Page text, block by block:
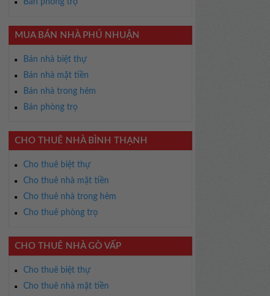
Bán phòng trọ
MUA BÁN NHÀ PHÚ NHUẬN
Bán nhà biệt thự
Bán nhà mặt tiền
Bán nhà trong hẻm
Bán phòng trọ
CHO THUÊ NHÀ BÌNH THẠNH
Cho thuê biệt thự
Cho thuê nhà mặt tiền
Cho thuê nhà trong hẻm
Cho thuê phòng trọ
CHO THUÊ NHÀ GÒ VẤP
Cho thuê biệt thự
Cho thuê nhà mặt tiền